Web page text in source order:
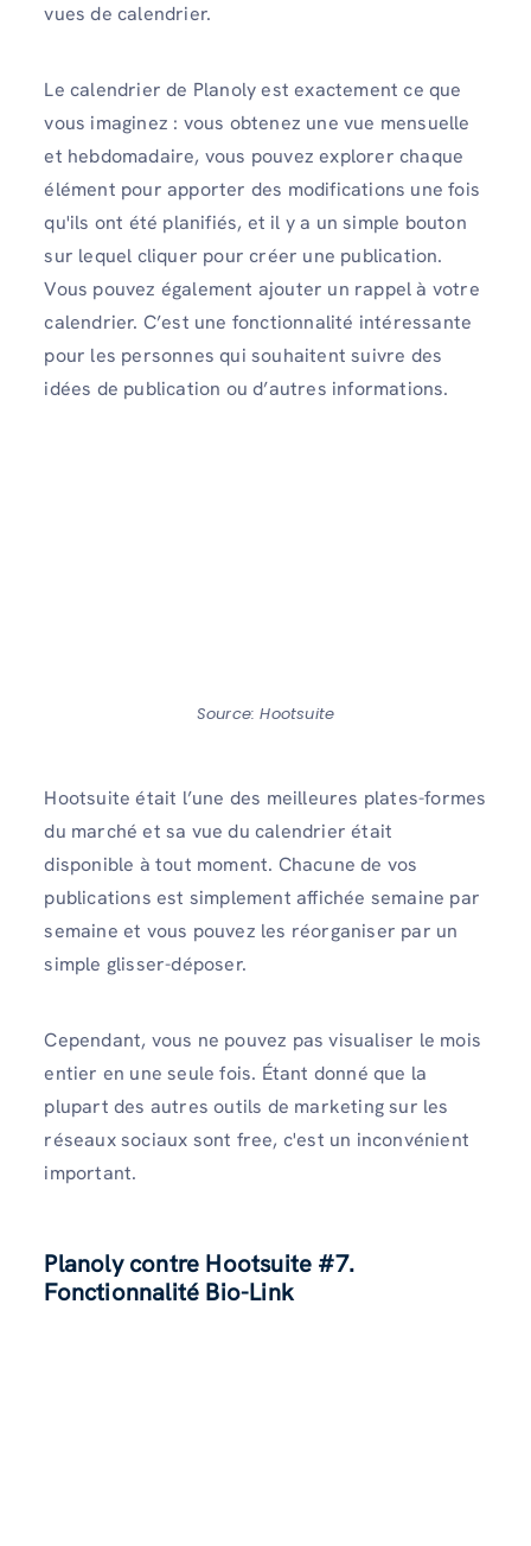
vues de calendrier.
Le calendrier de Planoly est exactement ce que
vous imaginez : vous obtenez une vue mensuelle
et hebdomadaire, vous pouvez explorer chaque
élément pour apporter des modifications une fois
qu'ils ont été planifiés, et il y a un simple bouton
sur lequel cliquer pour créer une publication.
Vous pouvez également ajouter un rappel à votre
calendrier. C’est une fonctionnalité intéressante
pour les personnes qui souhaitent suivre des
idées de publication ou d’autres informations.
Source: Hootsuite
Hootsuite était l’une des meilleures plates-formes
du marché et sa vue du calendrier était
disponible à tout moment. Chacune de vos
publications est simplement affichée semaine par
semaine et vous pouvez les réorganiser par un
simple glisser-déposer.
Cependant, vous ne pouvez pas visualiser le mois
entier en une seule fois. Étant donné que la
plupart des autres outils de marketing sur les
réseaux sociaux sont free, c'est un inconvénient
important.
Planoly contre Hootsuite #7.
Fonctionnalité Bio-Link